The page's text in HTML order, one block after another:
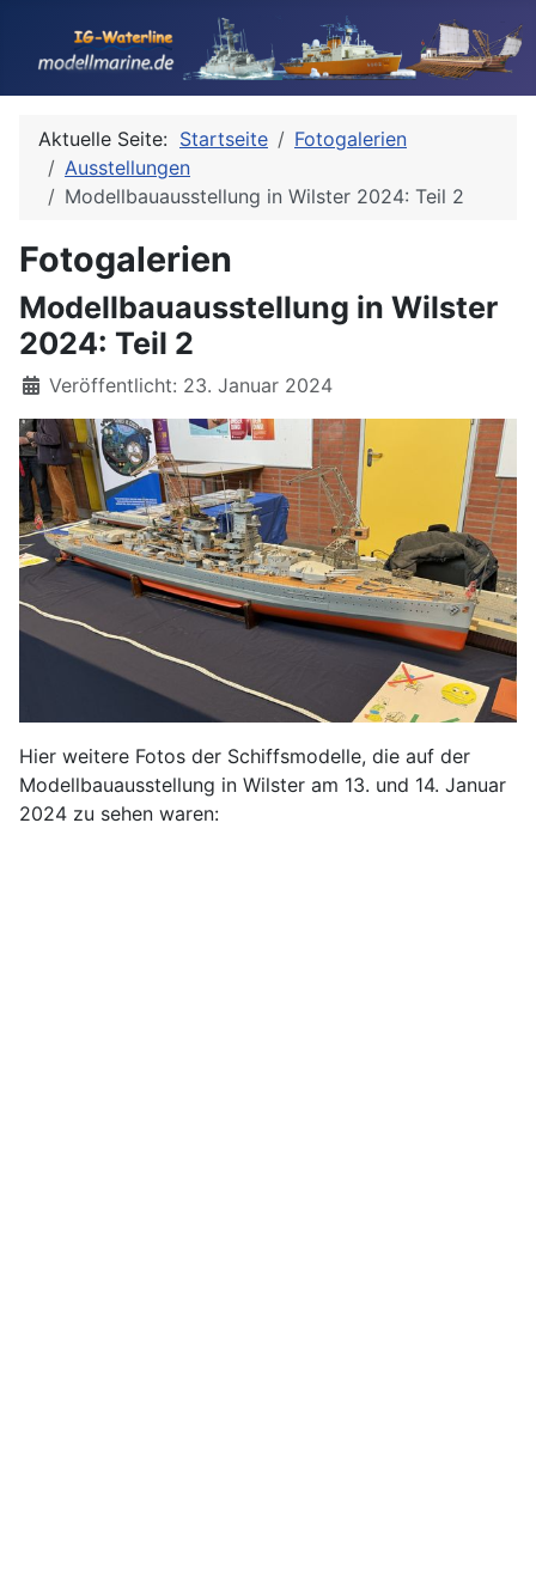
Aktuelle Seite: Startseite
Fotogalerien
Ausstellungen
Modellbauausstellung in Wilster 2024: Teil 2
Fotogalerien
Modellbauausstellung in Wilster
2024: Teil 2
Details
Veröffentlicht: 23. Januar 2024
Hier weitere Fotos der Schiffsmodelle, die auf der
Modellbauausstellung in Wilster am 13. und 14. Januar
2024 zu sehen waren: